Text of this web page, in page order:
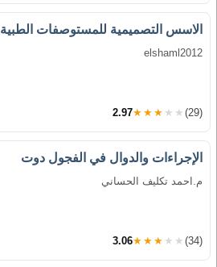
الاسس التصميمية للمستوصفات الطبية
elshaml2012
2.97★★★★★ (29)
الإجراءات والدوال في الفجول دوت
م.احمد تكليف الحساني
3.06★★★★★ (34)